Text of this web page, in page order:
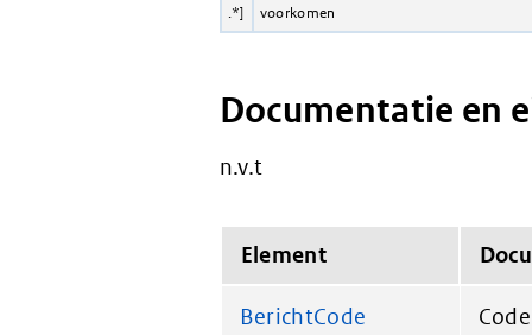
.*]
voorkomen
Documentatie en
n.v.t
Element
BerichtCode